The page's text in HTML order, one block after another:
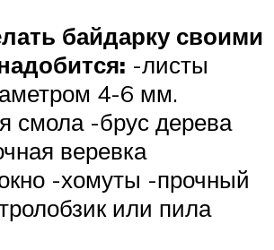
байдарку своими
-листы
4-6 мм.
смола -брус дерева
веревка
-хомуты -прочный
или пила